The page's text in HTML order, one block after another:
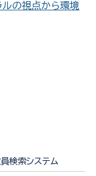
ルの視点から環境
検索システム